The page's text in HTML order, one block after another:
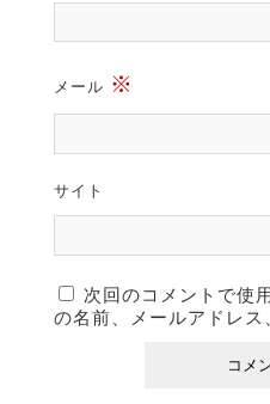
メール ※
サイト
次回のコメントで使
の名前、メールアドレス